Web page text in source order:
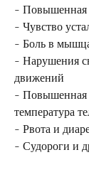
- Повышенная
- Чувство
- Боль в
- Нарушения
движений
- Повышенная
температура
- Рвота и
- Судороги и